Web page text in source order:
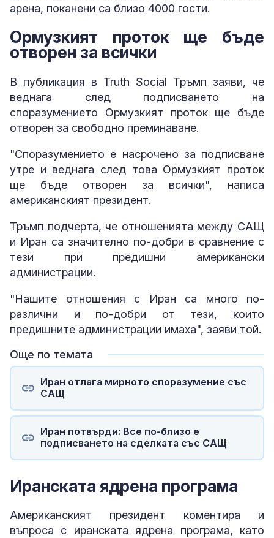
арена, поканени са близо 4000 гости.
Ормузкият проток ще бъде
отворен за всички
В публикация в Truth Social Тръмп заяви, че
веднага след подписването на
споразумението Ормузкият проток ще бъде
отворен за свободно преминаване.
"Споразумението е насрочено за подписване
утре и веднага след това Ормузкият проток
ще бъде отворен за всички", написа
американският президент.
Тръмп подчерта, че отношенията между САЩ
и Иран са значително по-добри в сравнение с
тези при предишни американски
администрации.
"Нашите отношения с Иран са много по-
различни и по-добри от тези, които
предишните администрации имаха", заяви той.
Още по темата
Иран отлага мирното споразумение със
САЩ
Иран потвърди: Все по-близо е
подписването на сделката със САЩ
Иранската ядрена програма
Американският президент коментира и
въпроса с иранската ядрена програма, като